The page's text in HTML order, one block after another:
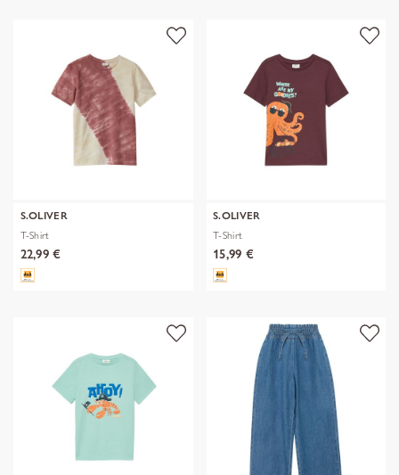
S.OLIVER
T-Shirt
22,99 €
S.OLIVER
T-Shirt
15,99 €